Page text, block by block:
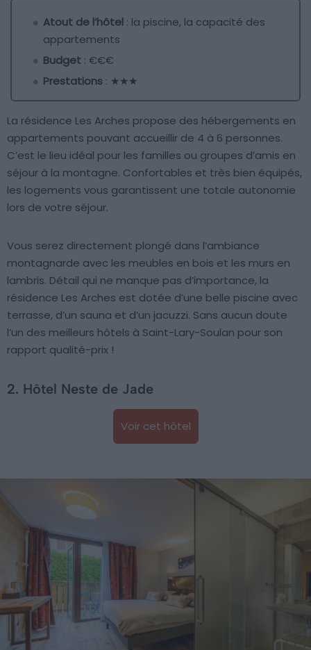
Atout de l’hôtel : la piscine, la capacité des
appartements
Budget : €€€
Prestations : ★★★
La résidence Les Arches propose des hébergements en
appartements pouvant accueillir de 4 à 6 personnes.
C’est le lieu idéal pour les familles ou groupes d’amis en
séjour à la montagne. Confortables et très bien équipés,
les logements vous garantissent une totale autonomie
lors de votre séjour.
Vous serez directement plongé dans l’ambiance
montagnarde avec les meubles en bois et les murs en
lambris. Détail qui ne manque pas d’importance, la
résidence Les Arches est dotée d’une belle piscine avec
terrasse, d’un sauna et d’un jacuzzi. Sans aucun doute
l’un des meilleurs hôtels à Saint-Lary-Soulan pour son
rapport qualité-prix !
2. Hôtel Neste de Jade
Voir cet hôtel